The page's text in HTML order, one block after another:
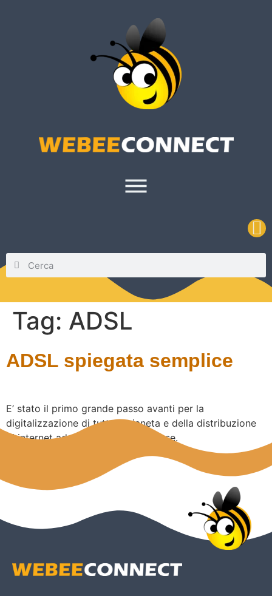
Tag: ADSL
ADSL spiegata semplice
E’ stato il primo grande passo avanti per la
digitalizzazione di tutto il pianeta e della distribuzione
di internet ad alta velocità nelle case.